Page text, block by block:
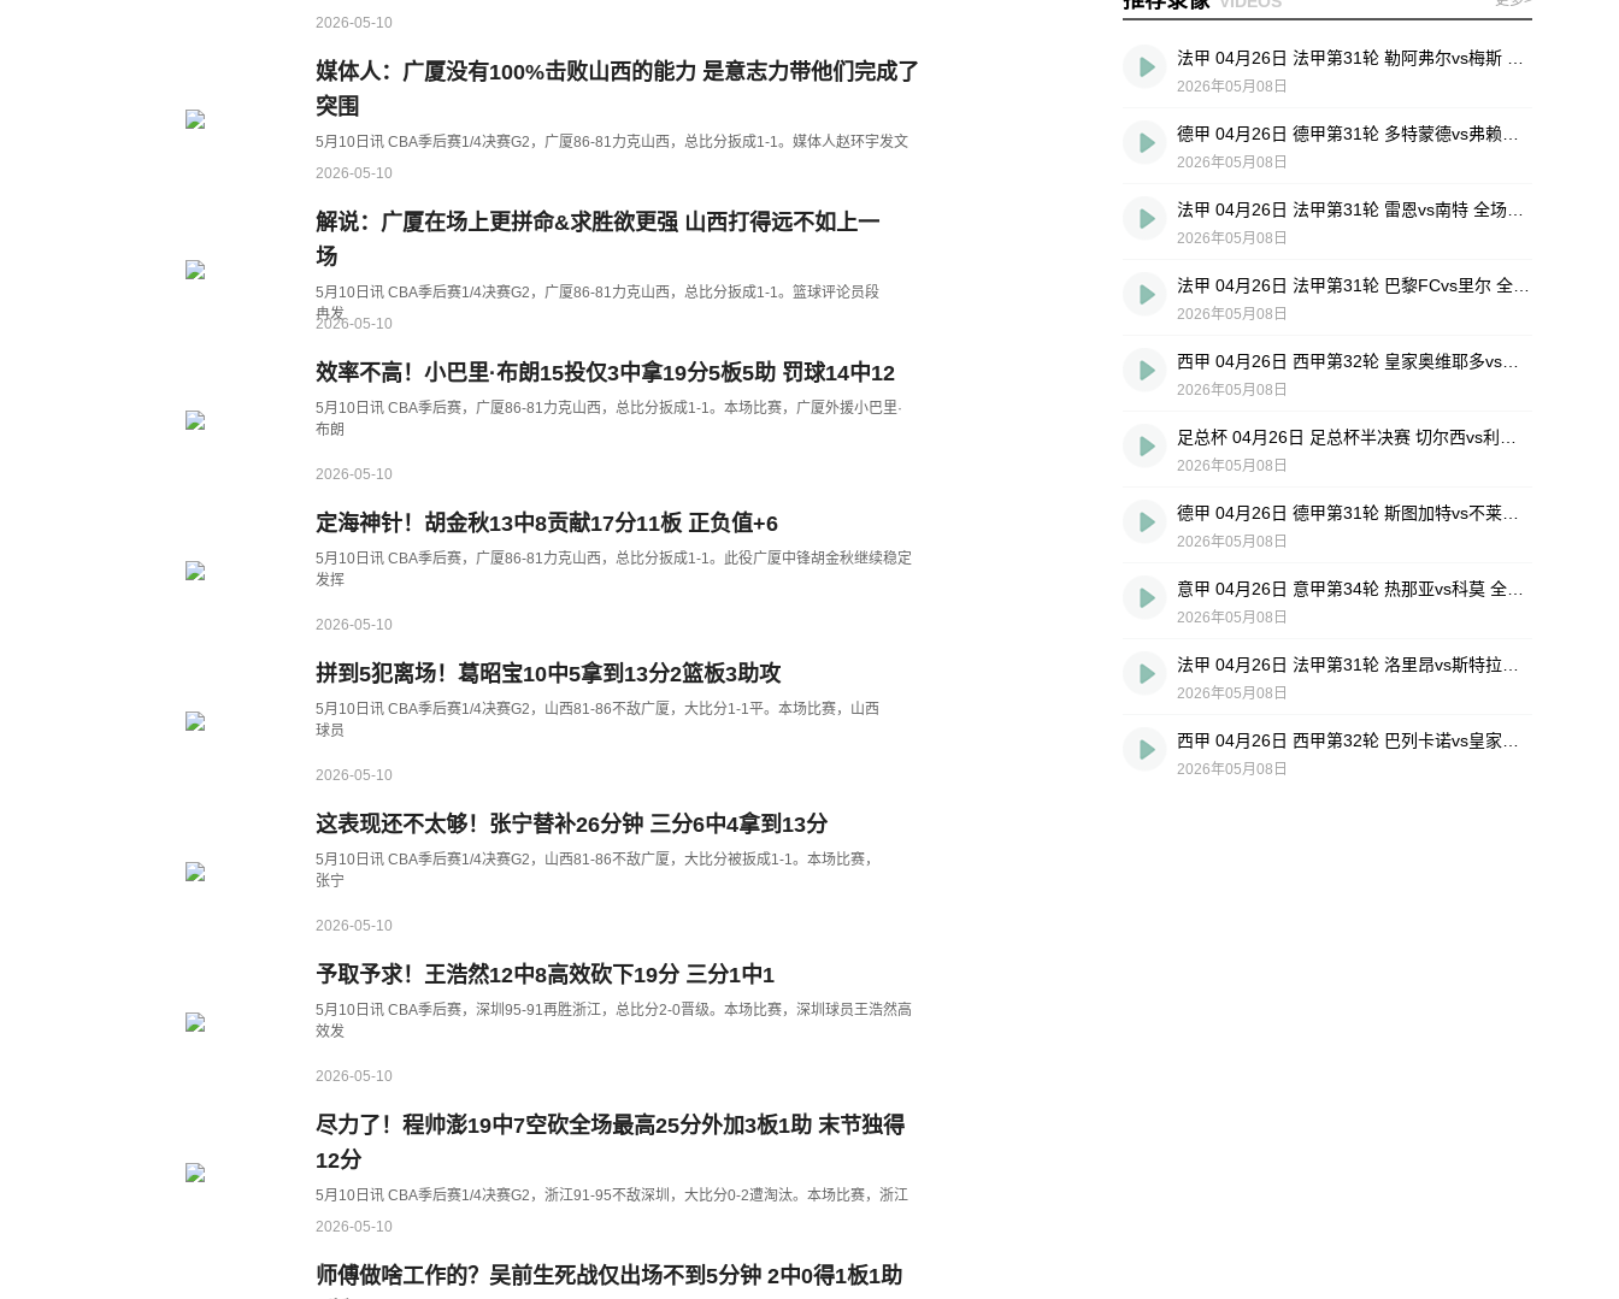
2026-05-10
媒体人：广厦没有100%击败山西的能力 是意志力带他们完成了
突围
5月10日讯 CBA季后赛1/4决赛G2，广厦86-81力克山西，总比分扳成1-1。媒体人赵环宇发文
2026-05-10
解说：广厦在场上更拼命&求胜欲更强 山西打得远不如上一
场
5月10日讯 CBA季后赛1/4决赛G2，广厦86-81力克山西，总比分扳成1-1。篮球评论员段
冉发
2026-05-10
效率不高！小巴里·布朗15投仅3中拿19分5板5助 罚球14中12
5月10日讯 CBA季后赛，广厦86-81力克山西，总比分扳成1-1。本场比赛，广厦外援小巴里·
布朗
2026-05-10
定海神针！胡金秋13中8贡献17分11板 正负值+6
5月10日讯 CBA季后赛，广厦86-81力克山西，总比分扳成1-1。此役广厦中锋胡金秋继续稳定
发挥
2026-05-10
拼到5犯离场！葛昭宝10中5拿到13分2篮板3助攻
5月10日讯 CBA季后赛1/4决赛G2，山西81-86不敌广厦，大比分1-1平。本场比赛，山西
球员
2026-05-10
这表现还不太够！张宁替补26分钟 三分6中4拿到13分
5月10日讯 CBA季后赛1/4决赛G2，山西81-86不敌广厦，大比分被扳成1-1。本场比赛，
张宁
2026-05-10
予取予求！王浩然12中8高效砍下19分 三分1中1
5月10日讯 CBA季后赛，深圳95-91再胜浙江，总比分2-0晋级。本场比赛，深圳球员王浩然高
效发
2026-05-10
尽力了！程帅澎19中7空砍全场最高25分外加3板1助 末节独得
12分
5月10日讯 CBA季后赛1/4决赛G2，浙江91-95不敌深圳，大比分0-2遭淘汰。本场比赛，浙江
2026-05-10
师傅做啥工作的？吴前生死战仅出场不到5分钟 2中0得1板1助
2026年05月08日
2026年05月08日
2026年05月08日
2026年05月08日
2026年05月08日
2026年05月08日
2026年05月08日
2026年05月08日
2026年05月08日
2026年05月08日